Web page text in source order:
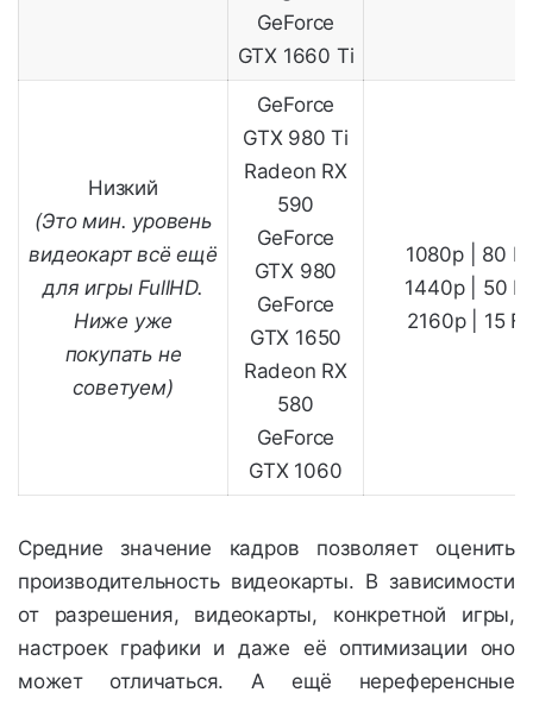
GeForce
GTX 1660 Ti
Низкий
(Это мин. уровень
видеокарт всё ещё
для игры FullHD.
Ниже уже
покупать не
советуем)
GeForce
GTX 980 Ti
Radeon RX
590
GeForce
GTX 980
GeForce
GTX 1650
Radeon RX
580
GeForce
GTX 1060
1080p | 80
1440p | 50
2160p | 15
Средние значение кадров позволяет оценить
производительность видеокарты. В зависимости
от разрешения, видеокарты, конкретной игры,
настроек графики и даже её оптимизации оно
может отличаться. А ещё нереференсные